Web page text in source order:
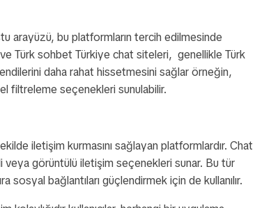
arayüzü, bu platformların tercih edilmesinde
Türk sohbet Türkiye chat siteleri, genellikle Türk
daha rahat hissetmesini sağlar örneğin,
filtreleme seçenekleri sunulabilir.
iletişim kurmasını sağlayan platformlardır. Chat
görüntülü iletişim seçenekleri sunar. Bu tür
sosyal bağlantıları güçlendirmek için de kullanılır.